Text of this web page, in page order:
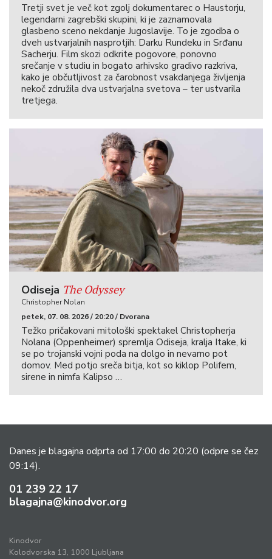
Tretji svet je več kot zgolj dokumentarec o Haustorju,
legendarni zagrebški skupini, ki je zaznamovala
glasbeno sceno nekdanje Jugoslavije. To je zgodba o
dveh ustvarjalnih nasprotjih: Darku Rundeku in Srđanu
Sacherju. Film skozi odkrite pogovore, ponovno
srečanje v studiu in bogato arhivsko gradivo razkriva,
kako je občutljivost za čarobnost vsakdanjega življenja
nekoč združila dva ustvarjalna svetova – ter ustvarila
tretjega.
Odiseja The Odyssey
Christopher Nolan
petek, 07. 08. 2026 / 20:20 / Dvorana
Težko pričakovani mitološki spektakel Christopherja
Nolana (Oppenheimer) spremlja Odiseja, kralja Itake, ki
se po trojanski vojni poda na dolgo in nevarno pot
domov. Med potjo sreča bitja, kot so kiklop Polifem,
sirene in nimfa Kalipso …
Danes je blagajna odprta od 17:00 do 20:20 (odpre se čez
09:14).
01 239 22 17
blagajna@kinodvor.org
Kinodvor
Kolodvorska 13, 1000 Ljubljana